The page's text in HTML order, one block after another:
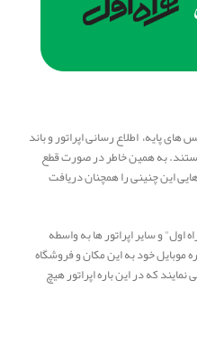
پایه، اطلاع رسانی اپراتور و باند
به همین خاطر در صورت قطع
این چنینی را همچنان دریافت
و سایر اپراتور ها به واسطه
خود به این مکان و فروشگاه
که در این باره اپراتور هیچ